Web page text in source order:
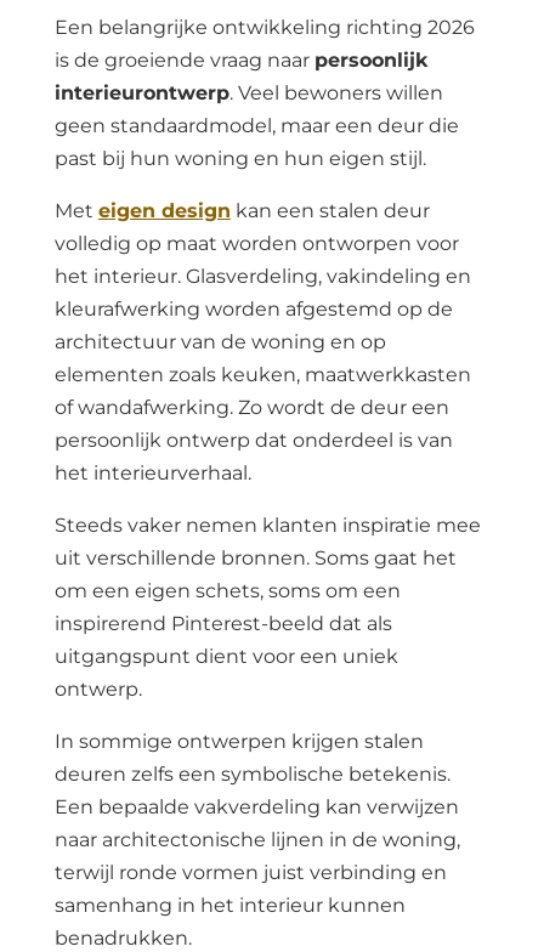
Een belangrijke ontwikkeling richting 2026
is de groeiende vraag naar persoonlijk
interieurontwerp. Veel bewoners willen
geen standaardmodel, maar een deur die
past bij hun woning en hun eigen stijl.
Met eigen design kan een stalen deur
volledig op maat worden ontworpen voor
het interieur. Glasverdeling, vakindeling en
kleurafwerking worden afgestemd op de
architectuur van de woning en op
elementen zoals keuken, maatwerkkasten
of wandafwerking. Zo wordt de deur een
persoonlijk ontwerp dat onderdeel is van
het interieurverhaal.
Steeds vaker nemen klanten inspiratie mee
uit verschillende bronnen. Soms gaat het
om een eigen schets, soms om een
inspirerend Pinterest-beeld dat als
uitgangspunt dient voor een uniek
ontwerp.
In sommige ontwerpen krijgen stalen
deuren zelfs een symbolische betekenis.
Een bepaalde vakverdeling kan verwijzen
naar architectonische lijnen in de woning,
terwijl ronde vormen juist verbinding en
samenhang in het interieur kunnen
benadrukken.